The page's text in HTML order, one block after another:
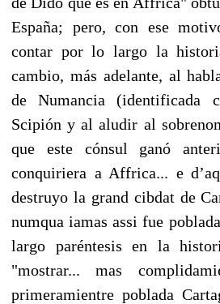
España; pero, con ese
contar por lo largo la
cambio, más adelante, al
de Numancia (identificada
Scipión y al aludir al
que este cónsul ganó
conquiriera a Affrica... e
destruyo la grand cibdat de
numqua iamas assi fue
largo parén­tesis en la
"mostrar... mas
primeramientre poblada